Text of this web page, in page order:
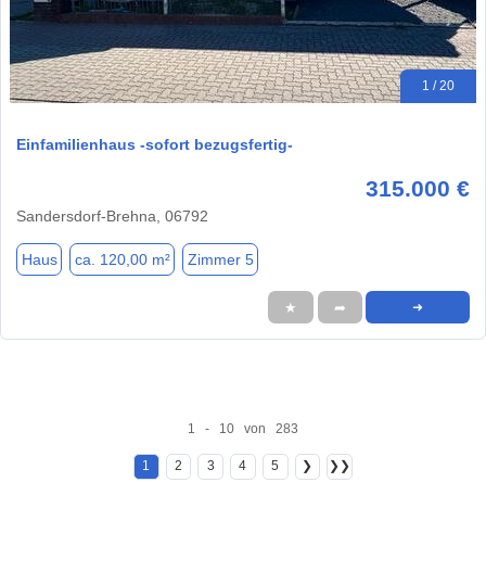
1 / 20
Einfamilienhaus -sofort bezugsfertig-
315.000 €
Sandersdorf-Brehna, 06792
Haus ca. 120,00 m² Zimmer 5
★ ➦ ➜
1 - 10 von 283
1 2 3 4 5 ❯ ❯❯